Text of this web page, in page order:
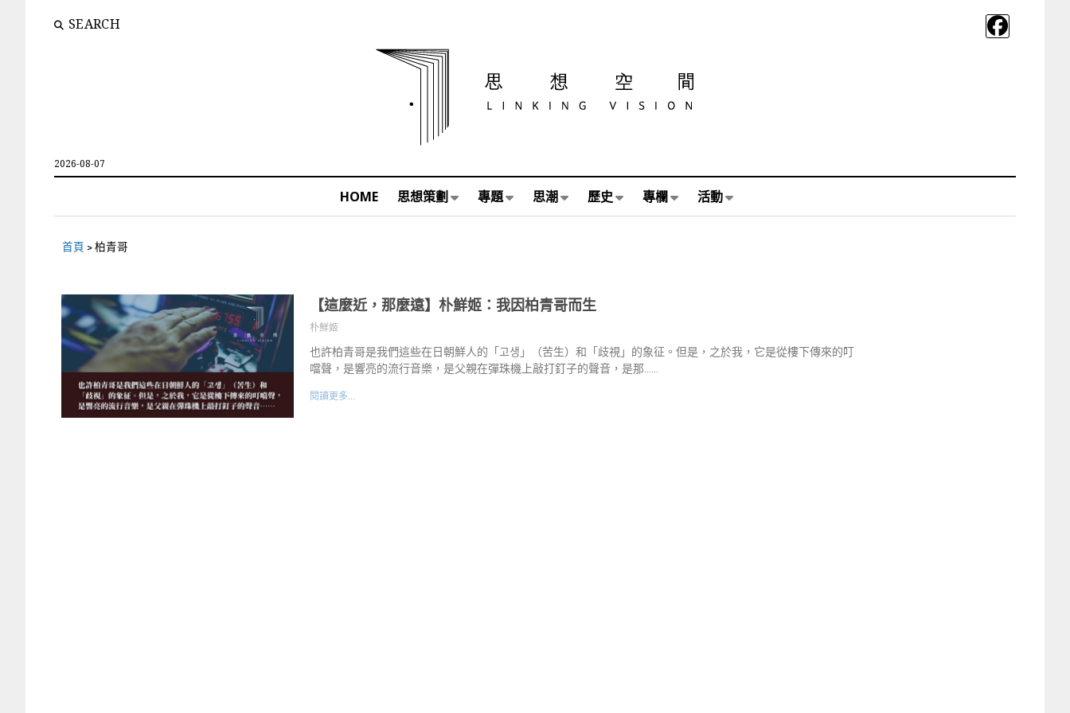
SEARCH
2026-08-07
HOME 思想策劃 專題 思潮 歷史 專欄 活動
首頁 >柏青哥
【這麼近，那麼遠】朴鮮姬：我因柏青哥而生
朴鮮姬
也許柏青哥是我們這些在日朝鮮人的「고생」（苦生）和「歧視」的象征。但是，之於我，它是從樓下傳來的叮
噹聲，是響亮的流行音樂，是父親在彈珠機上敲打釘子的聲音，是那……
閱讀更多...